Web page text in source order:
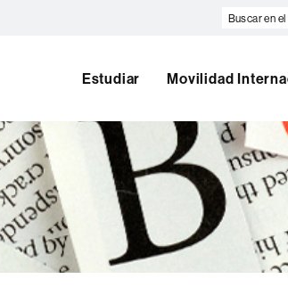
Buscar
web
Estudiar Movilidad